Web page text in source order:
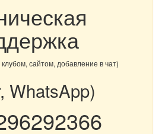
сайтом, добавление в чат)
WhatsApp)